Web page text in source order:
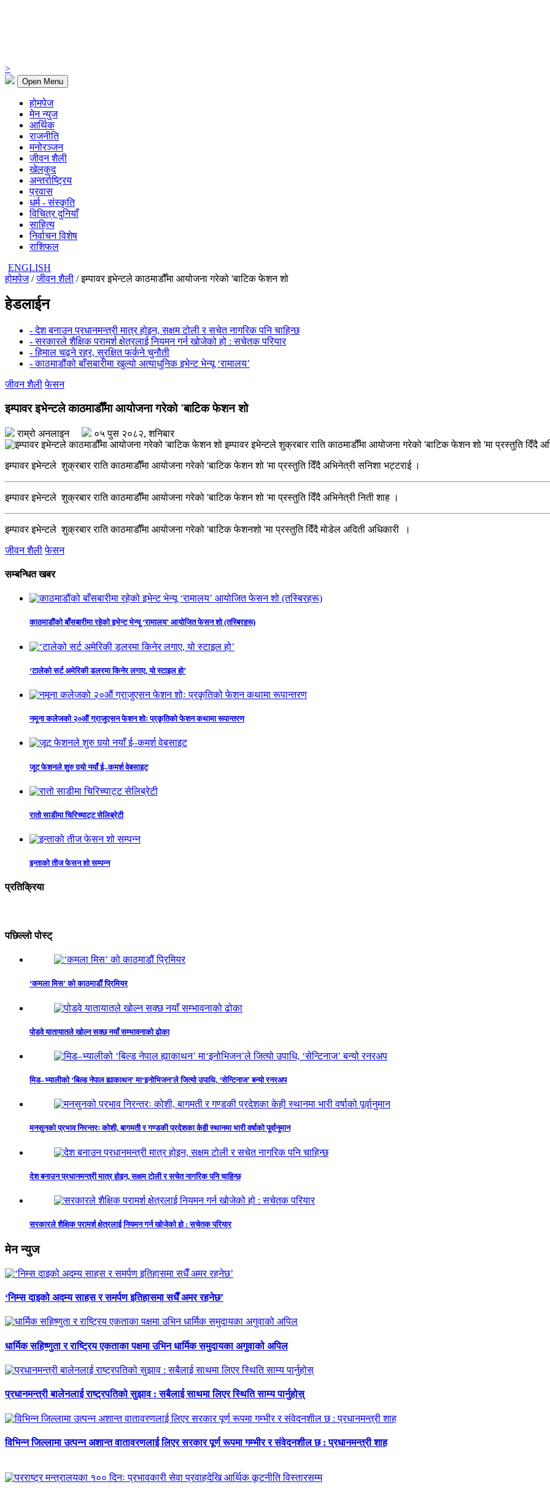
>
Open Menu
होमपेज
मेन न्युज
आर्थिक
राजनीति
मनोरञ्जन
जीवन शैली
खेलकुद
अन्तर्राष्ट्रिय
प्रवास
धर्म - संस्कृति
विचित्र दुनियाँ
साहित्य
निर्वाचन विशेष
राशिफल
ENGLISH
होमपेज/जीवन शैली / इम्पावर इभेन्टले काठमाडौँमा आयोजना गरेको 'बाटिक फेशन शो
हेडलाईन
- देश बनाउन प्रधानमन्त्री मात्र होइन, सक्षम टोली र सचेत नागरिक पनि चाहिन्छ
- सरकारले शैक्षिक परामर्श क्षेत्रलाई नियमन गर्न खोजेको हो : सचेतक परियार
- हिमाल चढ्ने रहर, सुरक्षित फर्कने चुनौती
- काठमाडौंको बाँसबारीमा खुल्यो अत्याधुनिक इभेन्ट भेन्यू ‘रामालय’
जीवन शैली फेसन
इम्पावर इभेन्टले काठमाडौँमा आयोजना गरेको 'बाटिक फेशन शो
राम्रो अनलाइन
०५ पुस २०८२, शनिबार
इम्पावर इभेन्टले शुक्रबार राति काठमाडौँमा आयोजना गरेको 'बाटिक फेशन शो 'मा प्रस्तुति दिँदै
इम्पावर इभेन्टले शुक्रबार राति काठमाडौँमा आयोजना गरेको 'बाटिक फेशन शो 'मा प्रस्तुति दिँदै अभिनेत्री सनिशा भट्टराई ।
इम्पावर इभेन्टले शुक्रबार राति काठमाडौँमा आयोजना गरेको 'बाटिक फेशन शो 'मा प्रस्तुति दिँदै अभिनेत्री निती शाह ।
इम्पावर इभेन्टले शुक्रबार राति काठमाडौँमा आयोजना गरेको 'बाटिक फेशनशो 'मा प्रस्तुति दिँदै मोडेल अदिती अधिकारी ।
जीवन शैली फेसन
सम्बन्धित खबर
काठमाडौंको बाँसबारीमा रहेको इभेन्ट भेन्यू ‘रामालय’ आयोजित फेसन शो (तस्बिरहरू)
‘टालेको सर्ट अमेरिकी डलरमा किनेर लगाए, यो स्टाइल हो’
नमूना कलेजको २०औं ग्राजुएसन फेशन शोः प्रकृतिको फेशन कथामा रूपान्तरण
जूट फेशनले शुरु गर्‍यो नयाँ ई–कमर्श वेबसाइट
रातो साडीमा चिरिच्याट्ट सेलिब्रेटी
इन्ताको तीज फेसन शो सम्पन्न
प्रतिक्रिया
पछिल्लो पोस्ट्
‘कमला मिस’ को काठमाडौं प्रिमियर
पोडवे यातायातले खोल्न सक्छ नयाँ सम्भावनाको ढोका
मिड–भ्यालीको ‘बिल्ड नेपाल ह्याकाथन’ मा‘इनोभिजन’ले जित्यो उपाधि, ‘सेन्टिनाज’ बन्यो रनरअप
मनसुनको प्रभाव निरन्तरः कोशी, बागमती र गण्डकी प्रदेशका केही स्थानमा भारी वर्षाको पूर्वानुमान
देश बनाउन प्रधानमन्त्री मात्र होइन, सक्षम टोली र सचेत नागरिक पनि चाहिन्छ
सरकारले शैक्षिक परामर्श क्षेत्रलाई नियमन गर्न खोजेको हो : सचेतक परियार
मेन न्युज
‘निम्स दाइको अदम्य साहस र समर्पण इतिहासमा सधैँ अमर रहनेछ’
धार्मिक सहिष्णुता र राष्ट्रिय एकताका पक्षमा उभिन धार्मिक समुदायका अगुवाको अपिल
प्रधानमन्त्री बालेनलाई राष्ट्रपतिको सुझाव : सबैलाई साथमा लिएर स्थिति साम्य पार्नुहोस्
विभिन्न जिल्लामा उत्पन्न अशान्त वातावरणलाई लिएर सरकार पूर्ण रूपमा गम्भीर र संवेदनशील छ : प्रधानमन्त्री शाह